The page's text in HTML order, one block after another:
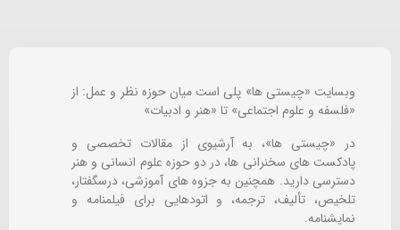
وبسایت «چیستی ها» پلی است میان حوزه نظر و عمل: از
«فلسفه و علوم اجتماعی» تا «هنر و ادبیات»
در «چیستی ها»، به آرشیوی از مقالات تخصصی و
پادکست های سخنرانی ها، در دو حوزه علوم انسانی و هنر
دسترسی دارید. همچنین به جزوه های آموزشی، درسگفتار،
تلخیص، تألیف، ترجمه، و اتودهایی برایفیلمنامه و
نمایشنامه.